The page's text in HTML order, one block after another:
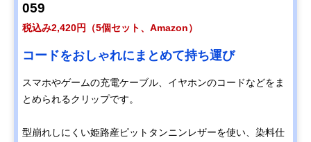
059
税込み2,420円（5個セット、Amazon）
コードをおしゃれにまとめて持ち運び
スマホやゲームの充電ケーブル、イヤホンのコードなどをま
とめられるクリップです。
型崩れしにくい姫路産ピットタンニンレザーを使い、染料仕